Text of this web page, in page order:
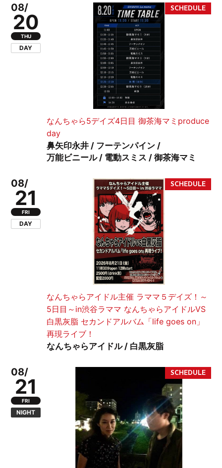
08/
20
THU
DAY
なんちゃら5デイズ4日目 御茶海マミproduce
day
鼻矢印永井 / フーテンパイン /
万能ビニール / 電動スミス / 御茶海マミ
08/
21
FRI
DAY
なんちゃらアイドル主催 ラママ５デイズ！～
5日目～in渋谷ラママ なんちゃらアイドルVS
白黒灰脂 セカンドアルバム「life goes on」
再現ライブ！
なんちゃらアイドル / 白黒灰脂
08/
21
FRI
NIGHT